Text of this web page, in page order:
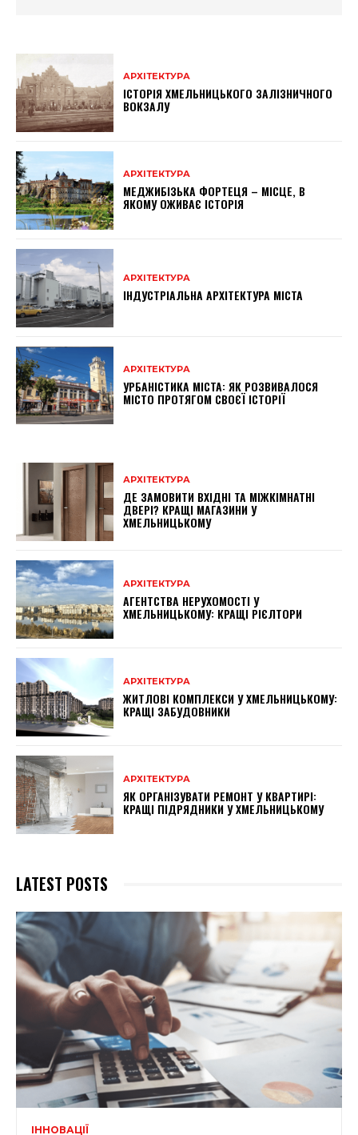
АРХІТЕКТУРА
ІСТОРІЯ ХМЕЛЬНИЦЬКОГО ЗАЛІЗНИЧНОГО
ВОКЗАЛУ
АРХІТЕКТУРА
МЕДЖИБІЗЬКА ФОРТЕЦЯ – МІСЦЕ, В
ЯКОМУ ОЖИВАЄ ІСТОРІЯ
АРХІТЕКТУРА
ІНДУСТРІАЛЬНА АРХІТЕКТУРА МІСТА
АРХІТЕКТУРА
УРБАНІСТИКА МІСТА: ЯК РОЗВИВАЛОСЯ
МІСТО ПРОТЯГОМ СВОЄЇ ІСТОРІЇ
АРХІТЕКТУРА
ДЕ ЗАМОВИТИ ВХІДНІ ТА МІЖКІМНАТНІ
ДВЕРІ? КРАЩІ МАГАЗИНИ У
ХМЕЛЬНИЦЬКОМУ
АРХІТЕКТУРА
АГЕНТСТВА НЕРУХОМОСТІ У
ХМЕЛЬНИЦЬКОМУ: КРАЩІ РІЄЛТОРИ
АРХІТЕКТУРА
ЖИТЛОВІ КОМПЛЕКСИ У ХМЕЛЬНИЦЬКОМУ:
КРАЩІ ЗАБУДОВНИКИ
АРХІТЕКТУРА
ЯК ОРГАНІЗУВАТИ РЕМОНТ У КВАРТИРІ:
КРАЩІ ПІДРЯДНИКИ У ХМЕЛЬНИЦЬКОМУ
LATEST POSTS
ІННОВАЦІЇ